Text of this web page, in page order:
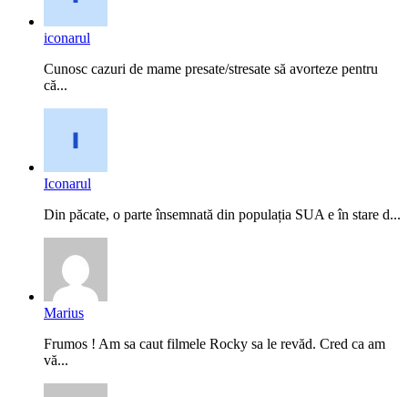
iconarul
Cunosc cazuri de mame presate/stresate să avorteze pentru
că...
Iconarul
Din păcate, o parte însemnată din populația SUA e în stare d...
Marius
Frumos ! Am sa caut filmele Rocky sa le revăd. Cred ca am
vă...